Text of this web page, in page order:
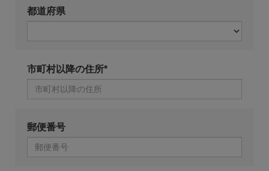
都道府県
市町村以降の住所*
郵便番号